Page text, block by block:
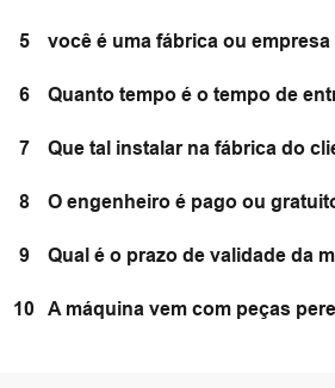
5 você é uma fábrica ou
6 Quanto tempo é o tempo de
7 Que tal instalar na fábrica do
8 O engenheiro é pago ou
9 Qual é o prazo de validade da
10 A máquina vem com peças